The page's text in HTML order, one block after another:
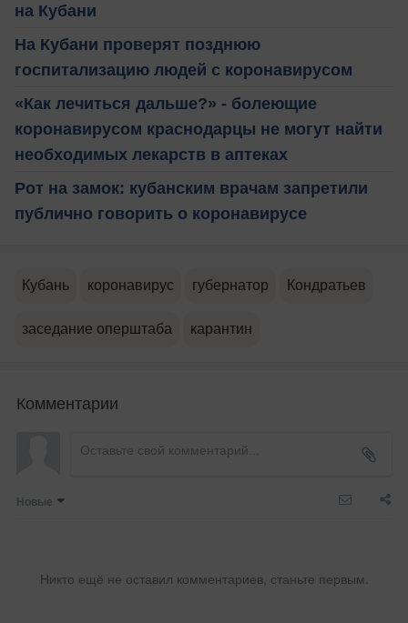
на Кубани
На Кубани проверят позднюю
госпитализацию людей с коронавирусом
«Как лечиться дальше?» - болеющие
коронавирусом краснодарцы не могут найти
необходимых лекарств в аптеках
Рот на замок: кубанским врачам запретили
публично говорить о коронавирусе
Кубань коронавирус губернатор Кондратьев
заседание оперштаба карантин
Комментарии
Новые
Никто ещё не оставил комментариев, станьте первым.